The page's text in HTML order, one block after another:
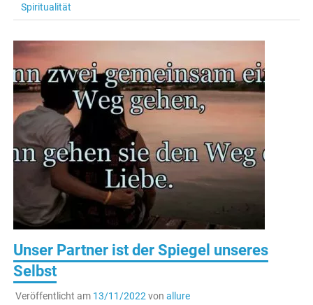
Spiritualität
Unser Partner ist der Spiegel unseres
Selbst
Veröffentlicht am 13/11/2022 von allure